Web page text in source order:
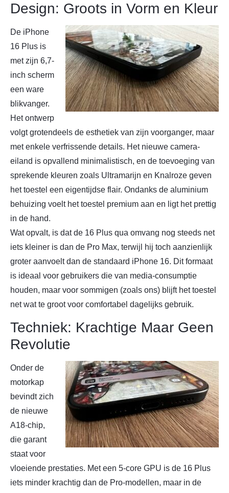
Design: Groots in Vorm en Kleur
De iPhone
16 Plus is
met zijn 6,7-
inch scherm
een ware
blikvanger.
Het ontwerp
volgt grotendeels de esthetiek van zijn voorganger, maar
met enkele verfrissende details. Het nieuwe camera-
eiland is opvallend minimalistisch, en de toevoeging van
sprekende kleuren zoals Ultramarijn en Knalroze geven
het toestel een eigentijdse flair. Ondanks de aluminium
behuizing voelt het toestel premium aan en ligt het prettig
in de hand.
Wat opvalt, is dat de 16 Plus qua omvang nog steeds net
iets kleiner is dan de Pro Max, terwijl hij toch aanzienlijk
groter aanvoelt dan de standaard iPhone 16. Dit formaat
is ideaal voor gebruikers die van media-consumptie
houden, maar voor sommigen (zoals ons) blijft het toestel
net wat te groot voor comfortabel dagelijks gebruik.
Techniek: Krachtige Maar Geen
Revolutie
Onder de
motorkap
bevindt zich
de nieuwe
A18-chip,
die garant
staat voor
vloeiende prestaties. Met een 5-core GPU is de 16 Plus
iets minder krachtig dan de Pro-modellen, maar in de